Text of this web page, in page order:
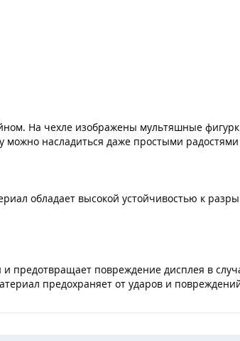
На чехле изображены мультяшные
можно насладиться даже простыми
обладает высокой устойчивостью к
предотвращает повреждение дисплея в
предохраняет от ударов и